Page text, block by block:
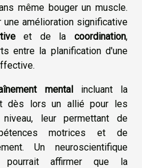
même bouger un muscle.
une amélioration significative
et de lacoordination,
entre la planification d'une
mentalincluant la
dès lors un allié pour les
leur permettant de
motrices et de
Un neuroscientifique
affirmer que la